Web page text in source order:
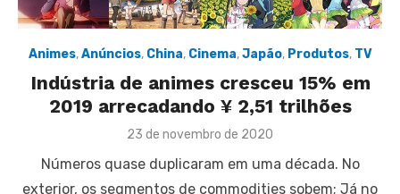
Animes,Anúncios, China, Cinema,Japão, Produtos, TV
Indústria de animes cresceu 15% em
2019 arrecadando ¥ 2,51 trilhões
Posted
23 de novembro de 2020
Números quase duplicaram em uma década. No
exterior, os segmentos de commodities sobem; Já no